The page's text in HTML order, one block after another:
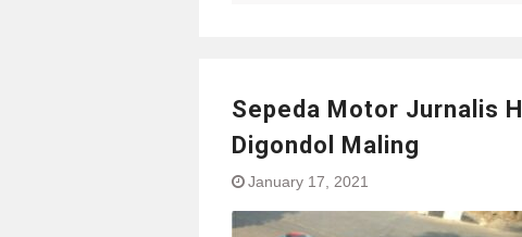
Sepeda Motor Jurnalis
Digondol Maling
January 17, 2021